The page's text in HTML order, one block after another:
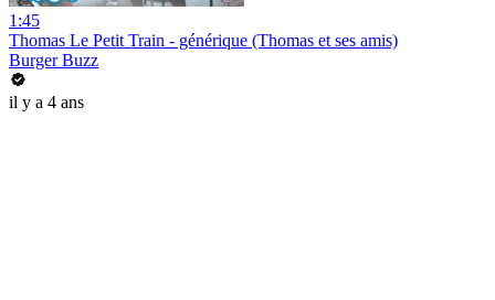
1:45
Thomas Le Petit Train - générique (Thomas et ses amis)
Burger Buzz
il y a 4 ans